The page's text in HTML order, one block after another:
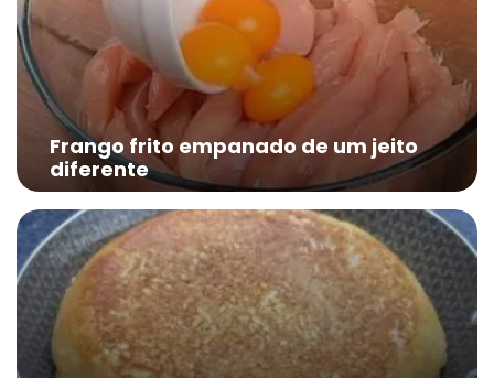
Frango frito empanado de um jeito
diferente